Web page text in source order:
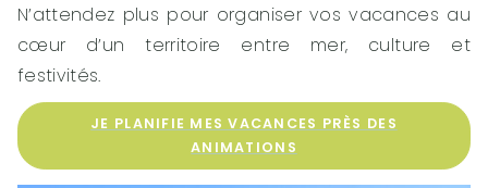
N’attendez plus pour organiser vos vacances au
cœur d’un territoire entre mer, culture et
festivités.
JE PLANIFIE MES VACANCES PRÈS DES
ANIMATIONS